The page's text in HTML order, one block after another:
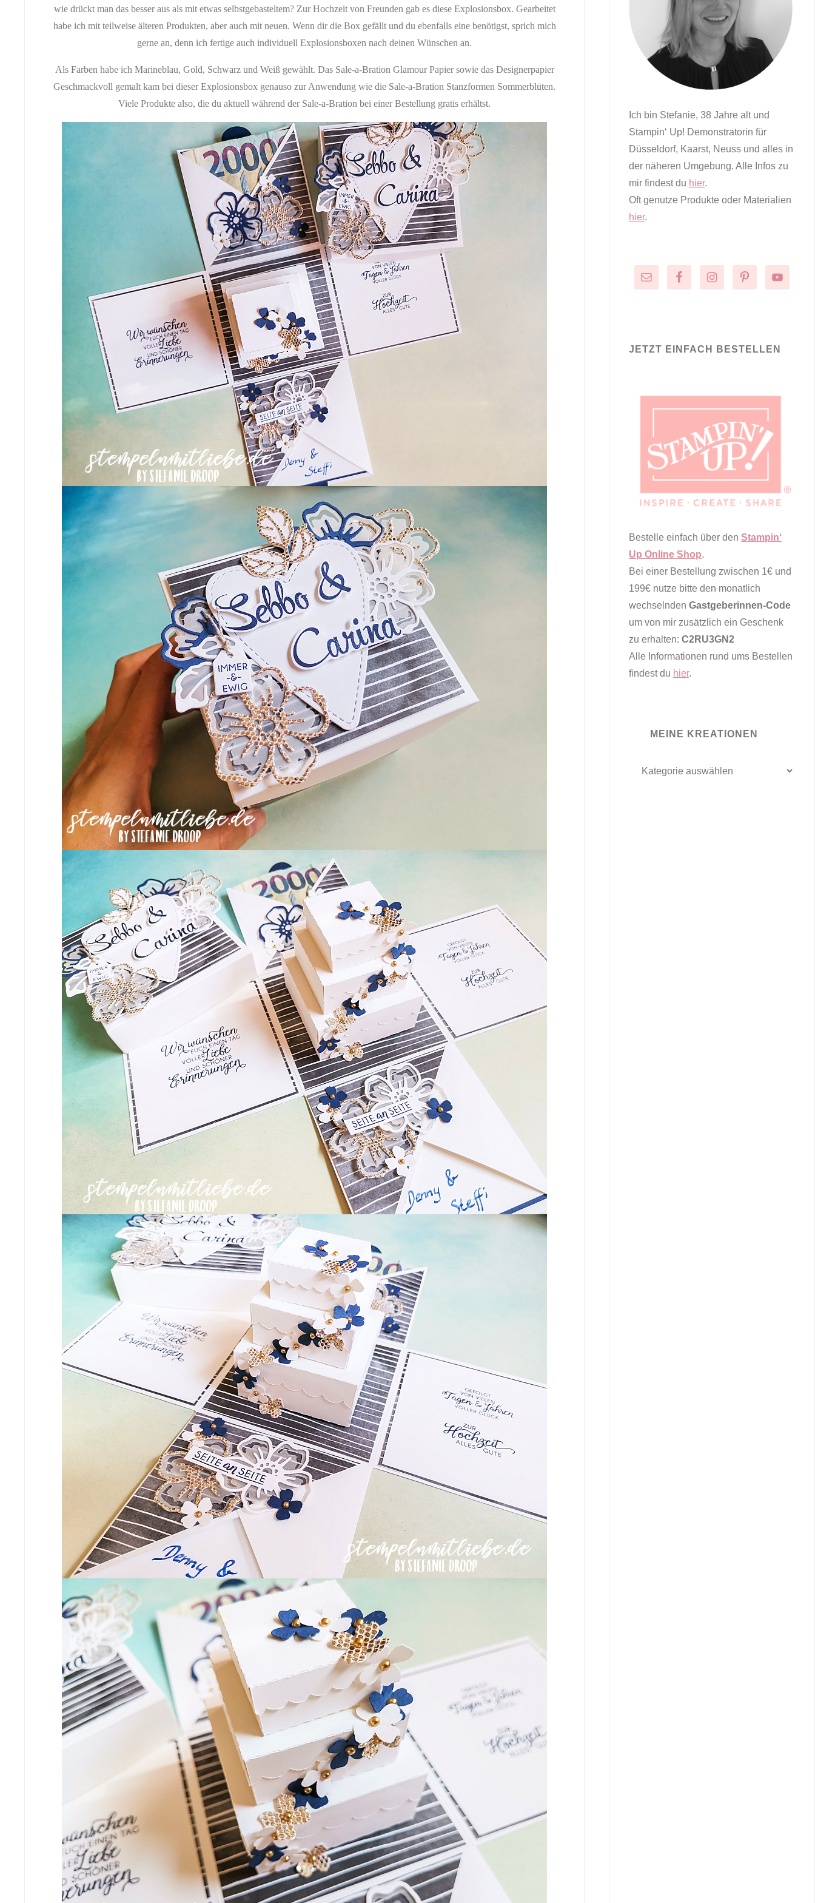
wie drückt man das besser aus als mit etwas selbstgebasteltem? Zur Hochzeit von Freunden gab es diese Explosionsbox. Gearbeitet
habe ich mit teilweise älteren Produkten, aber auch mit neuen. Wenn dir die Box gefällt und du ebenfalls eine benötigst, sprich mich
gerne an, denn ich fertige auch individuell Explosionsboxen nach deinen Wünschen an.
Als Farben habe ich Marineblau, Gold, Schwarz und Weiß gewählt. Das Sale-a-Bration Glamour Papier sowie das Designerpapier
Geschmackvoll gemalt kam bei dieser Explosionsbox genauso zur Anwendung wie die Sale-a-Bration Stanzformen Sommerblüten.
Viele Produkte also, die du aktuell während der Sale-a-Bration bei einer Bestellung gratis erhältst.
Ich bin Stefanie, 38 Jahre alt und
Stampin‘ Up! Demonstratorin für
Düsseldorf, Kaarst, Neuss und alles in
der näheren Umgebung. Alle Infos zu
mir findest du hier.
Oft genutze Produkte oder Materialien
hier.
JETZT EINFACH BESTELLEN
Bestelle einfach über den Stampin‘
Up Online Shop.
Bei einer Bestellung zwischen 1€ und
199€ nutze bitte den monatlich
wechselnden Gastgeberinnen-Code
um von mir zusätzlich ein Geschenk
zu erhalten: C2RU3GN2
Alle Informationen rund ums Bestellen
findest du hier.
MEINE KREATIONEN
meine